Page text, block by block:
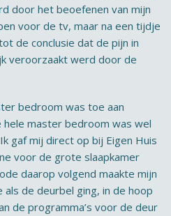
door het beoefenen van mijn
voor de tv, maar na een tijdje
de conclusie dat de pijn in
veroorzaakt werd door de
bedroom was toe aan
hele master bedroom was wel
gaf mij direct op bij Eigen Huis
voor de grote slaapkamer
daarop volgend maakte mijn
de deurbel ging, in de hoop
de programma’s voor de deur